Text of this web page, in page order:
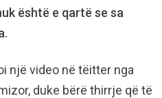
është e qartë se sa
një video në tëitter nga
duke bërë thirrje që të